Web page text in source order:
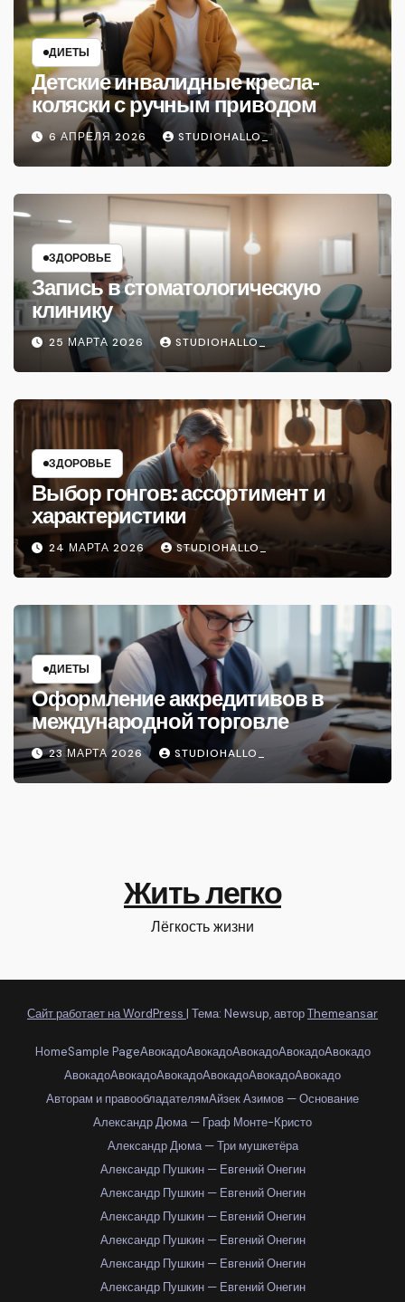
ДИЕТЫ
Детские инвалидные кресла-
коляски с ручным приводом
6 АПРЕЛЯ 2026 STUDIOHALLO_
ЗДОРОВЬЕ
Запись в стоматологическую
клинику
25 МАРТА 2026 STUDIOHALLO_
ЗДОРОВЬЕ
Выбор гонгов: ассортимент и
характеристики
24 МАРТА 2026 STUDIOHALLO_
ДИЕТЫ
Оформление аккредитивов в
международной торговле
23 МАРТА 2026 STUDIOHALLO_
Жить легко
Лёгкость жизни
Сайт работает на WordPress | Тема: Newsup, авторThemeansar
HomeSample PageАвокадоАвокадоАвокадоАвокадоАвокадо
АвокадоАвокадоАвокадоАвокадоАвокадоАвокадо
Авторам и правообладателямАйзек Азимов — Основание
Александр Дюма — Граф Монте-Кристо
Александр Дюма — Три мушкетёра
Александр Пушкин — Евгений Онегин
Александр Пушкин — Евгений Онегин
Александр Пушкин — Евгений Онегин
Александр Пушкин — Евгений Онегин
Александр Пушкин — Евгений Онегин
Александр Пушкин — Евгений Онегин